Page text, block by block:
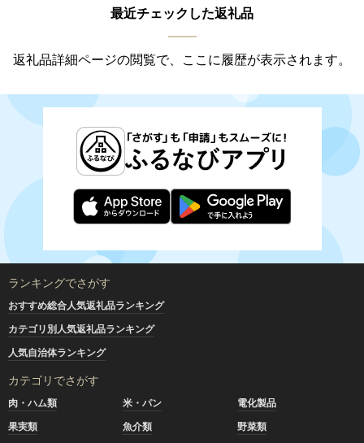
最近チェックした返礼品
返礼品詳細ページの閲覧で、ここに履歴が表示されます。
ランキングでさがす
おすすめ総合人気返礼品ランキング
カテゴリ別人気返礼品ランキング
人気自治体ランキング
カテゴリでさがす
肉・ハム類 米・パン
電化製品
果実類
魚介類
野菜類